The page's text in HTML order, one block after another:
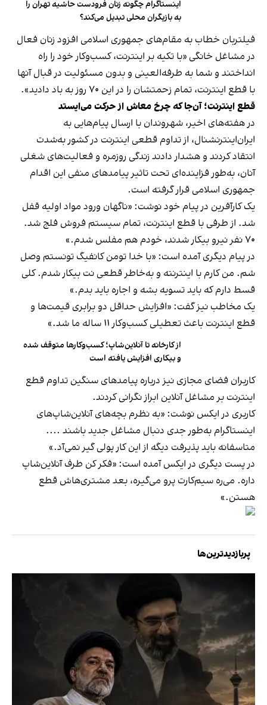
اینستاگرام چگونه زنان فرودست حاشیه تهران را
به بازیگران محلی تبدیل می‌کند؟
فیلتربان خطاب به مقام‌های جمهوری اسلامی افزود زنان فعال
در مشاغل خانگی «با تکیه بر اینترنت، کسب‌وکار خود را راه
انداختند و شما به طرفه‌العینی و بدون مسئولیت در قبال آنها
با قطع اینترنت، تمام زحمتشان را در این ۷۰ روز به باد دادید».
قطع اینترنت؛ آن‌جا که چرخ معاش از حرکت می‌ایستد
در هفته‌های اخیر، شهروندان با ارسال پیام‌هایی به
ایران‌اینترنشنال، از تداوم قطعی اینترنت در کشور به‌شدت
انتقاد کردند و هشدار دادند زندگی روزمره و فعالیت‌های شغلی
آنان، به‌طور فزاینده‌ای تحت تاثیر پیامدهای منفی این اقدام
جمهوری اسلامی قرار گرفته است.
یک کارآفرین در پیام خود نوشت: «ناگهان ورود مواد اولیه قفل
شد. از طرفی با قطع اینترنت، تمام سیستم فروش فلج شد.
۷۰ نفر نیرو بیکار شدند، خودم هم مفلس شدم.»
در پیام دیگری آمده است: «با خدا تومن کانفیگ تونستم وصل
شم. من کارم با اینترنته و به‌خاطر قطعی نت بیکار شدم. کلی
قسط دارم که باید تسویه بشه و اجاره باید بدم.»
یک مخاطب نیز گفت: «افزایش حداقل دو برابری قیمت‌ها و
قطع اینترنت باعث تعطیلی کسب‌وکار ۱۱ ساله ما شد.»
از کارخانه تا آنلاین‌شاپ؛ کسب‌وکارها متوقف شده
و بیکاری افزایش یافته است
کاربران فضای مجازی نیز درباره پیامدهای سنگین تداوم قطع
اینترنت بر مشاغل آنلاین ابراز نگرانی کردند.
کاربری در ایکس نوشت: «به نظرم بچه‎‌های آنلاین‌شاپ‌های
اینستاگرام به‌طور جدی دنبال مشاغل جدید باشند ....
متاسفانه باید پذیرفت دیگه از این کار پولی گیر نمی‌آد.»
در پست دیگری در ایکس آمده است: «فکر کن طرف آنلاین‌شاپ
داره. می‌ره سیم‌کارت پرو می‌گیره، بعد مشتری‌هاش قطع
هستن.»
پربازدیدترین‌ها